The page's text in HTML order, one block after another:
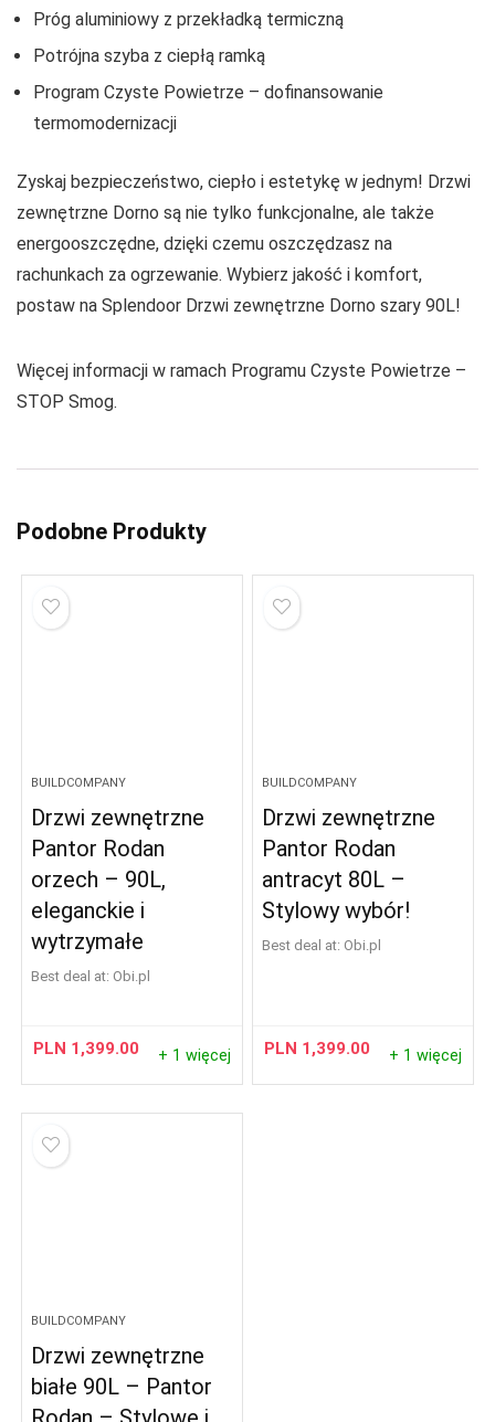
Próg aluminiowy z przekładką termiczną
Potrójna szyba z ciepłą ramką
Program Czyste Powietrze – dofinansowanie
termomodernizacji
Zyskaj bezpieczeństwo, ciepło i estetykę w jednym! Drzwi
zewnętrzne Dorno są nie tylko funkcjonalne, ale także
energooszczędne, dzięki czemu oszczędzasz na
rachunkach za ogrzewanie. Wybierz jakość i komfort,
postaw na Splendoor Drzwi zewnętrzne Dorno szary 90L!
Więcej informacji w ramach Programu Czyste Powietrze –
STOP Smog.
Podobne Produkty
BUILDCOMPANY
Drzwi zewnętrzne
Pantor Rodan
orzech – 90L,
eleganckie i
wytrzymałe
Best deal at: obi.pl
PLN 1,399.00 + 1 więcej
BUILDCOMPANY
Drzwi zewnętrzne
Pantor Rodan
antracyt 80L –
Stylowy wybór!
Best deal at: obi.pl
PLN 1,399.00 + 1 więcej
BUILDCOMPANY
Drzwi zewnętrzne
białe 90L – Pantor